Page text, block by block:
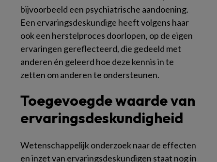
bijvoorbeeld een psychiatrische aandoening.
Een ervaringsdeskundige heeft volgens haar
ook een herstelproces doorlopen, op de eigen
ervaringen gereflecteerd, die gedeeld met
anderen én geleerd hoe deze kennis in te
zetten om anderen te ondersteunen.
Toegevoegde waarde van
ervaringsdeskundigheid
Wetenschappelijk onderzoek naar de effecten
en inzet van ervaringsdeskundigen staat nog in